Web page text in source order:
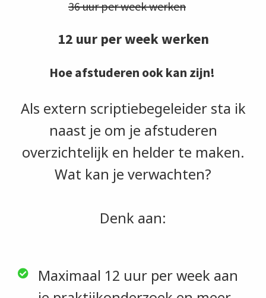
36 uur per week werken
12 uur per week werken
Hoe afstuderen ook kan zijn!
Als extern scriptiebegeleider sta ik
naast je om je afstuderen
overzichtelijk en helder te maken.
Wat kan je verwachten?
Denk aan:
Maximaal 12 uur per week aan